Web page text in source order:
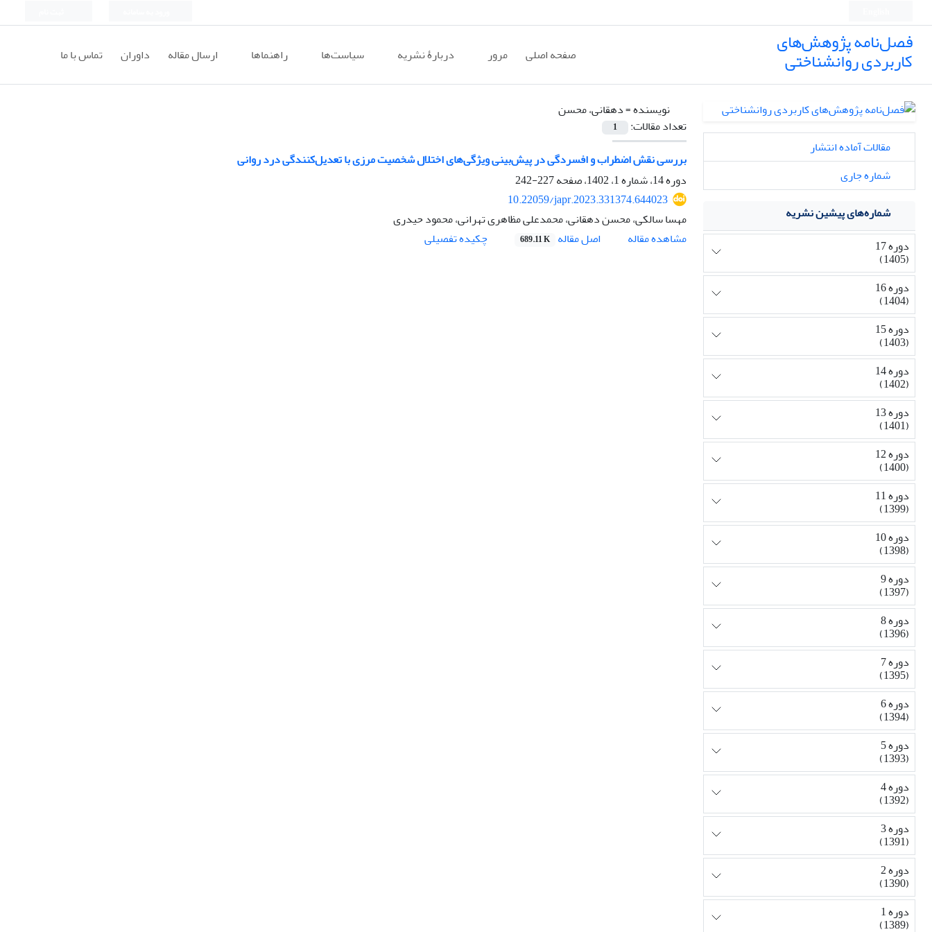
فصل‌نامه پژوهش‌های
کاربردی روانشناختی صفحه اصلی مرور دربارۀ نشریه سیاست‌ها راهنماها ارسال مقاله داوران تماس با ما
نویسنده =دهقانی، محسن
تعداد مقالات:
1
بررسی نقش اضطراب و افسردگی در پیش‌بینی ویژگی‌های اختلال شخصیت مرزی با تعدیل‌کنندگی درد روانی
دوره 14، شماره 1، 1402، صفحه
227-242
10.22059/japr.2023.331374.644023
مهسا سالکی، محسن دهقانی، محمدعلی مظاهری تهرانی، محمود حیدری
مشاهده مقاله
اصل مقاله 689.11 K چکیده تفصیلی
مقالات آماده انتشار
شماره جاری
شماره‌های پیشین نشریه
دوره 17
(1405)
دوره 16
(1404)
دوره 15
(1403)
دوره 14
(1402)
دوره 13
(1401)
دوره 12
(1400)
دوره 11
(1399)
دوره 10
(1398)
دوره 9
(1397)
دوره 8
(1396)
دوره 7
(1395)
دوره 6
(1394)
دوره 5
(1393)
دوره 4
(1392)
دوره 3
(1391)
دوره 2
(1390)
دوره 1
(1389)